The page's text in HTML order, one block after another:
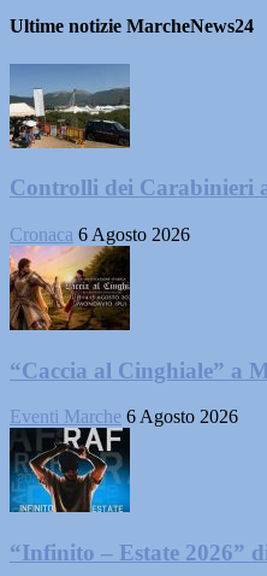
Ultime notizie MarcheNews24
Controlli dei Carabinieri
Cronaca 6 Agosto 2026
“Caccia al Cinghiale” a
Eventi Marche 6 Agosto 2026
“Infinito – Estate 2026”